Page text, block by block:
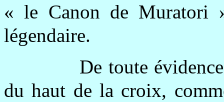
« le Canon de Muratori
légendaire.
De toute
du haut de la croix,